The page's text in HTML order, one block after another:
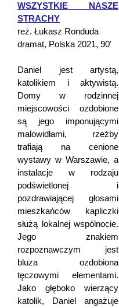
WSZYSTKIE NASZE
STRACHY
reż. Łukasz Ronduda
dramat, Polska 2021, 90'
Daniel jest artystą,
katolikiem i aktywistą.
Domy w rodzinnej
miejscowości ozdobione
są jego imponującymi
malowidłami, rzeźby
trafiają na cenione
wystawy w Warszawie, a
instalacje w rodzaju
podświetlonej i
pozdrawiającej głosami
mieszkańców kapliczki
służą lokalnej wspólnocie.
Jego znakiem
rozpoznawczym jest
bluza ozdobiona
tęczowymi elementami.
Jako głęboko wierzący
katolik, Daniel angażuje